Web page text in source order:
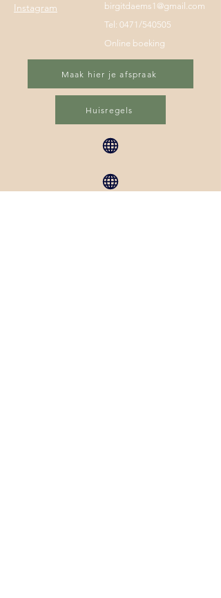
Instagram
birgitdaems1@gmail.com
Tel: 0471/540505
Online boeking
Maak hier je afspraak
Huisregels